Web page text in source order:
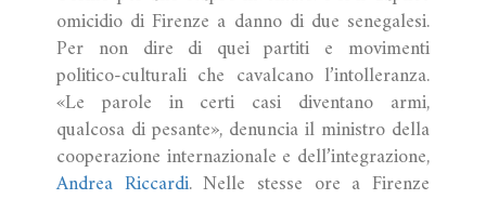
omicidio di Firenze a danno di due senegalesi.
Per non dire di quei partiti e movimenti
politico-culturali che cavalcano l’intolleranza.
«Le parole in certi casi diventano armi,
qualcosa di pesante», denuncia il ministro della
cooperazione internazionale e dell’integrazione,
Andrea Riccardi. Nelle stesse ore a Firenze